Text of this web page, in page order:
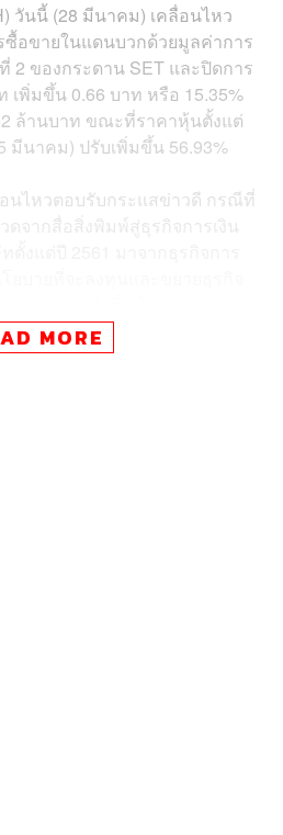
วันนี้ (28 มีนาคม) เคลื่อนไหว
ซื้อขายในแดนบวกด้วยมูลค่าการ
ของกระดาน SET และปิดการ
เพิ่มขึ้น 0.66 บาท หรือ 15.35%
ล้านบาท ขณะที่ราคาหุ้นตั้งแต่
มีนาคม) ปรับเพิ่มขึ้น 56.93%
นไหวตอบรับกระแสข่าวดี กรณีที่
จากสื่อสิ่งพิมพ์สู่ธุรกิจการเงิน
นการเงินต่างๆ ทั้งหนี้ที่มีหลัก
MORE